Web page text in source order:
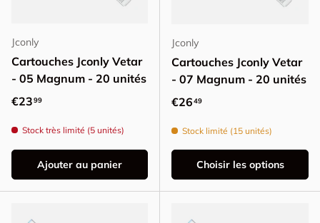
Jconly
Cartouches Jconly Vetar
- 05 Magnum - 20 unités
Prix habituel
€2399
Stock très limité (5 unités)
Ajouter au panier
Jconly
Cartouches Jconly Vetar
- 07 Magnum - 20 unités
Prix habituel
€2649
Stock limité (15 unités)
Choisir les options